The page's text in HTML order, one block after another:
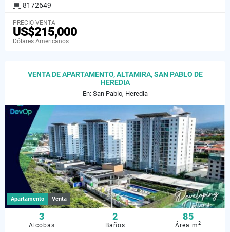
8172649
PRECIO VENTA
US$215,000
Dólares Americanos
VENTA DE APARTAMENTO, ALTAMIRA, SAN PABLO DE
HEREDIA
En: San Pablo, Heredia
Apartamento Venta
3
Alcobas
2
Baños
85
Área m2